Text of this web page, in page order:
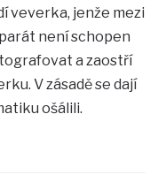
veverka, jenže mezi
není schopen
a zaostří
V zásadě se dají
ošálili.